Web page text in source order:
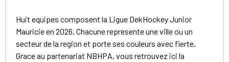
JOUEURS
SUSPENSIONS
Huit equipes composent la Ligue DekHockey Junior
Mauricie en 2026. Chacune represente une ville ou un
secteur de la region et porte ses couleurs avec fierte.
Grace au partenariat NBHPA, vous retrouvez ici la